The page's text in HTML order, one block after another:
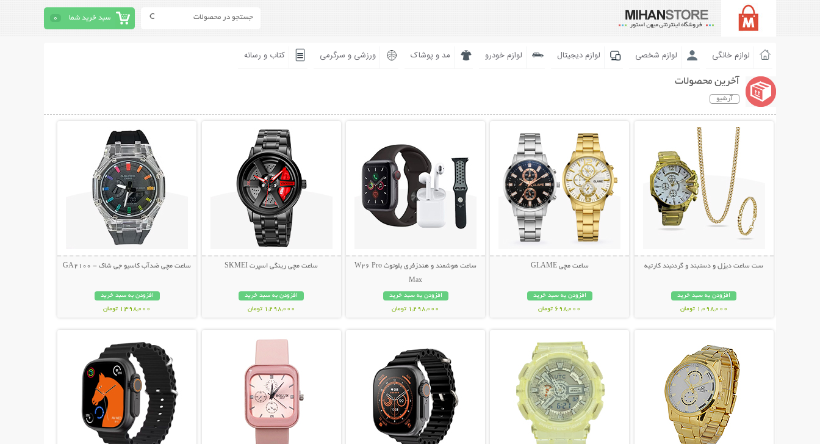
سبد خرید شما 0
لوازم خانگی لوازم شخصی لوازم دیجیتال لوازم خودرو مد و پوشاک ورزشی و سرگرمی کتاب و رسانه
آخرین محصولات
آرشیو
ست ساعت دیزل و دستبند و گردنبند کارتیه
افزودن به سبد خرید
1,098,000 تومان
ساعت مچی GLAME
افزودن به سبد خرید
698,000 تومان
ساعت هوشمند و هندزفری بلوتوث W26 Pro
Max
افزودن به سبد خرید
1,298,000 تومان
ساعت مچی رینگی اسپرت SKMEI
افزودن به سبد خرید
1,298,000 تومان
ساعت مچی ضدآب کاسیو جی شاک - GA2100
افزودن به سبد خرید
1,398,000 تومان